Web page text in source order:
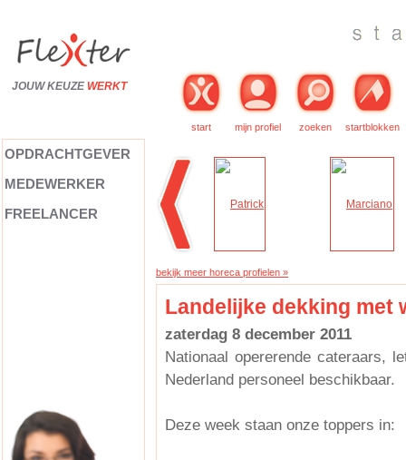
JOUW KEUZE WERKT
start mijn profiel zoeken startblokken
OPDRACHTGEVER
MEDEWERKER
FREELANCER
bekijk meer horeca profielen »
Landelijke dekking met
zaterdag 8 december 2011
Nationaal opererende cateraars,
Nederland personeel beschikbaar.
Deze week staan onze toppers in: